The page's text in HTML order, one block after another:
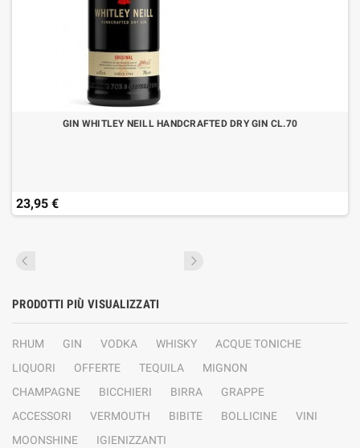
GIN WHITLEY NEILL HANDCRAFTED DRY GIN CL.70
23,95 €
PRODOTTI PIÙ VISUALIZZATI
RHUM GIN VODKA WHISKY
ACQUE TONICHE
LIQUORI
OFFERTE TEQUILA
MIGNON
CHAMPAGNE
BICCHIERI BIRRA
GRAPPE
ACCESSORI
VERMOUTH BIBITE BOLLICINE
VINI
MOONSHINE
IGIENIZZANTI